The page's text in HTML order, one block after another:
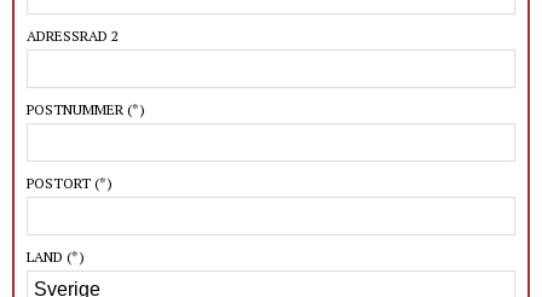
ADRESSRAD 2
POSTNUMMER (*)
POSTORT (*)
LAND (*)